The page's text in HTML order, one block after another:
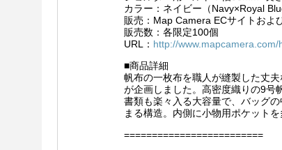
カラー：ネイビー（Navy×Royal
販売：Map Camera ECサイトおよ
販売数：各限定100個
URL： http://
■商品詳細
帆布の一枚布を職人が縫製した丈
が企画しました。高密度織りの9号
書類も楽々入る大容量で、バッグ
まる構造。内側に小物用ポケット
=========================